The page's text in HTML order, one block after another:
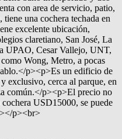
con area de servicio, patio,
una cochera techada en
excelente ubicación,
claretiano, San José, La
UPAO, Cesar Vallejo, UNT,
Wong, Metro, a pocas
p><p>Es un edificio de
exclusivo, cerca al parque, en
común.</p><p>El precio no
USD15000, se puede
p><br>